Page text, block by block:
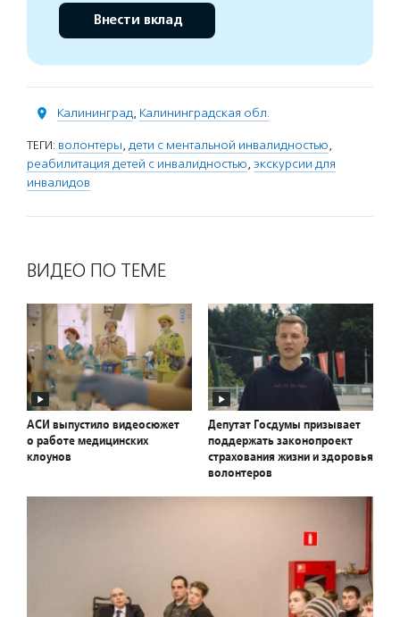
Внести вклад
Калининград, Калининградская обл.
ТЕГИ: волонтеры, дети с ментальной инвалидностью,
реабилитация детей с инвалидностью, экскурсии для
инвалидов
ВИДЕО ПО ТЕМЕ
АСИ выпустило видеосюжет
о работе медицинских
клоунов
Депутат Госдумы призывает
поддержать законопроект
страхования жизни и здоровья
волонтеров